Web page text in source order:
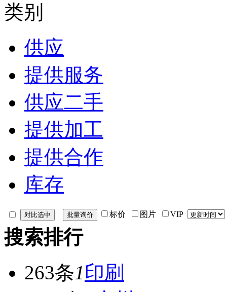
类别
供应
提供服务
供应二手
提供加工
提供合作
库存
标价 图片 VIP
搜索排行
263条1印刷